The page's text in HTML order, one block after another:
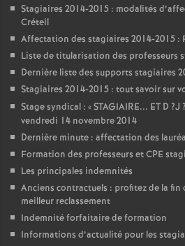
Stagiaires 2014-2015 : modalités
Créteil
Affectation des stagiaires 2014-2015 :
Liste de titularisation des professeurs
Dernière liste des supports stagiaires
Stagiaires 2014-2015 : tout savoir sur
Stage syndical : «STAGIAIRE... ET D ?J ?
vendredi 14 novembre 2014
Dernière minute : affectation des
Formation des professeurs etCPE
Les principales indemnités
Anciens contractuels : profitez de la fin
meilleur reclassement
Indemnité forfaitaire de formation
Informations d’actualité pour les